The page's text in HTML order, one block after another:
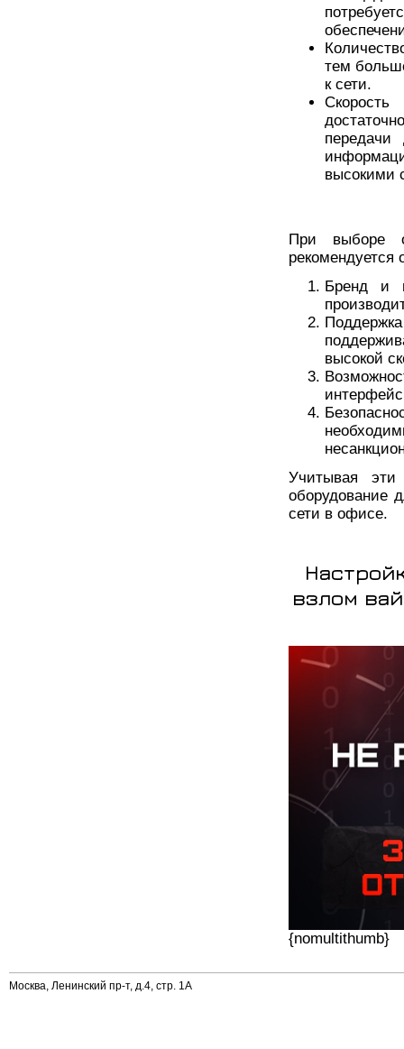
тем
к сети.
высокими
При выборе
Бренд и
высокой
Учитывая
оборудование
сети в офисе.
взлом
{nomultithumb}
Москва, Ленинский пр-т, д.4, стр. 1А